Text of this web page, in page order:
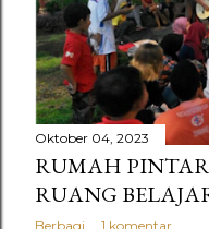
Oktober 04, 2023
RUMAH
RUANG
Berbagi 1 komentar